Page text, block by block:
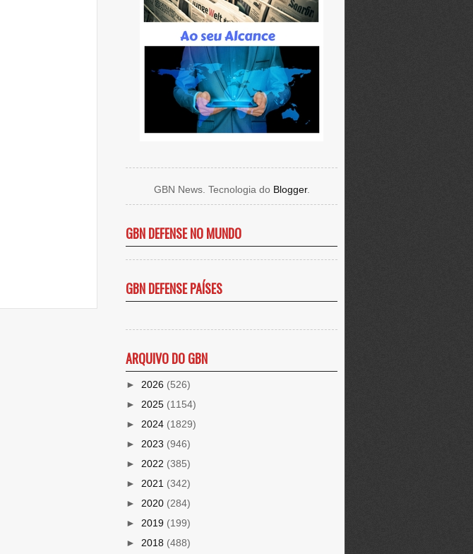
GBN News. Tecnologia do Blogger.
GBN DEFENSE NO MUNDO
GBN DEFENSE PAÍSES
ARQUIVO DO GBN
► 2026 (526)
► 2025 (1154)
► 2024 (1829)
► 2023 (946)
► 2022 (385)
► 2021 (342)
► 2020 (284)
► 2019 (199)
► 2018 (488)